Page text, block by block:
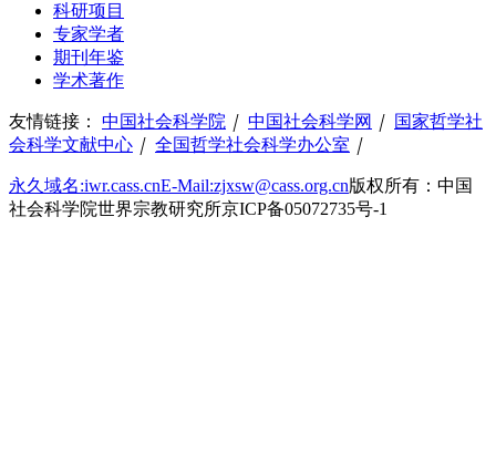
科研项目
专家学者
期刊年鉴
学术著作
友情链接： 中国社会科学院 ｜ 中国社会科学网 ｜ 国家哲学社
会科学文献中心 ｜ 全国哲学社会科学办公室 ｜
永久域名:iwr.cass.cnE-Mail:zjxsw@cass.org.cn版权所有：中国
社会科学院世界宗教研究所京ICP备05072735号-1